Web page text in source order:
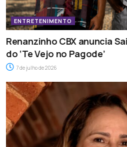
ENTRETENIMENTO
Renanzinho CBX anuncia
do ‘Te Vejo no Pagode’
7 de julho de 2026